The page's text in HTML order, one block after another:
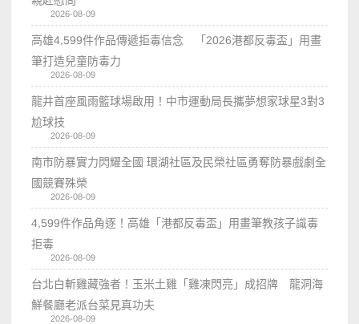
2026-08-09
高雄4,599件作品傳遞拒毒信念 「2026港都反毒盃」用畫
筆打造兒童防毒力
2026-08-09
龍井首座風雨籃球場啟用！中市運動局長攜夢想家球星3對3
尬球技
2026-08-09
南市防暴實力閃耀全國 環湖社區及民榮社區勇奪防暴戲劇全
國競賽殊榮
2026-08-09
4,599件作品角逐！高雄「港都反毒盃」用畫筆教孩子識毒
拒毒
2026-08-09
台北白斬雞藏強者！玉米土雞「雞凍閃亮」成招牌 龍洞海
鮮餐廳老派台菜見真功夫
2026-08-09